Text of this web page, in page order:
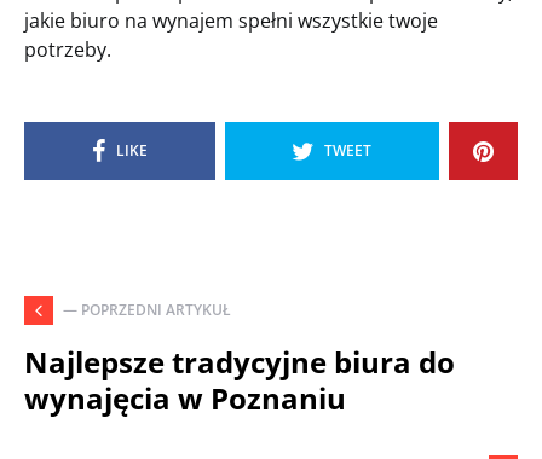
jakie biuro na wynajem spełni wszystkie twoje
potrzeby.
LIKE TWEET
— POPRZEDNI ARTYKUŁ
Najlepsze tradycyjne biura do
wynajęcia w Poznaniu